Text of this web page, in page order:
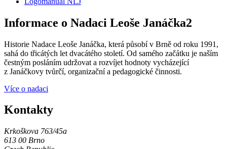
Informace o Nadaci Leoše Janáčka2
Historie Nadace Leoše Janáčka, která působí v Brně od roku 1991,
sahá do třicátých let dvacátého století. Od samého začátku je naším
čestným posláním udržovat a rozvíjet hodnoty vycházející
z Janáčkovy tvůrčí, organizační a pedagogické činnosti.
Více o nadaci
Kontakty
Krkoškova 763/45a
613 00 Brno